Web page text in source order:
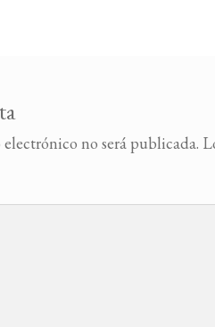
no será publicada.